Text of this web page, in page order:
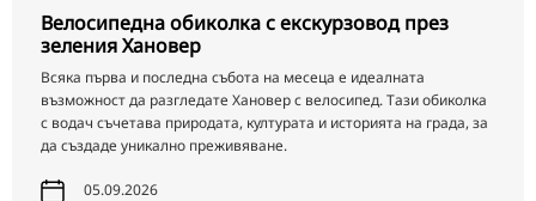
Велосипедна обиколка с екскурзовод през
зеления Хановер
Всяка първа и последна събота на месеца е идеалната
възможност да разгледате Хановер с велосипед. Тази обиколка
с водач съчетава природата, културата и историята на града, за
да създаде уникално преживяване.
05.09.2026